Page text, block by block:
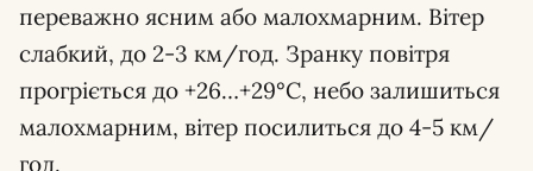
переважно ясним або малохмарним. Вітер
слабкий, до 2-3 км/год. Зранку повітря
прогріється до +26…+29°С, небо залишиться
малохмарним, вітер посилиться до 4-5 км/
год.